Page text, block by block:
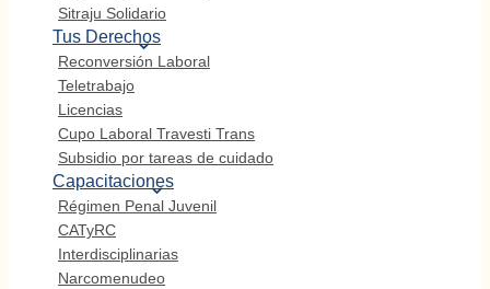
Sitraju Solidario
Tus Derechos
Reconversión Laboral
Teletrabajo
Licencias
Cupo Laboral Travesti Trans
Subsidio por tareas de cuidado
Capacitaciones
Régimen Penal Juvenil
CATyRC
Interdisciplinarias
Narcomenudeo